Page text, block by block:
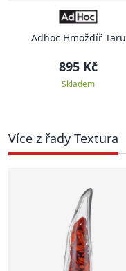
Adhoc Hmoždíř Taru
895 Kč
Skladem
Více z řady Textura